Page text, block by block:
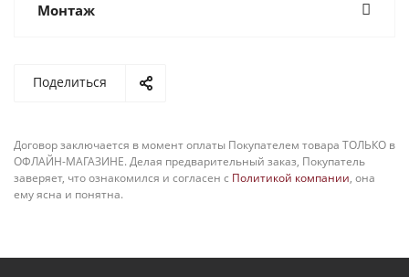
Монтаж
Поделиться
Договор заключается в момент оплаты Покупателем товара ТОЛЬКО в
ОФЛАЙН-МАГАЗИНЕ. Делая предварительный заказ, Покупатель
заверяет, что ознакомился и согласен с Политикой компании, она
ему ясна и понятна.